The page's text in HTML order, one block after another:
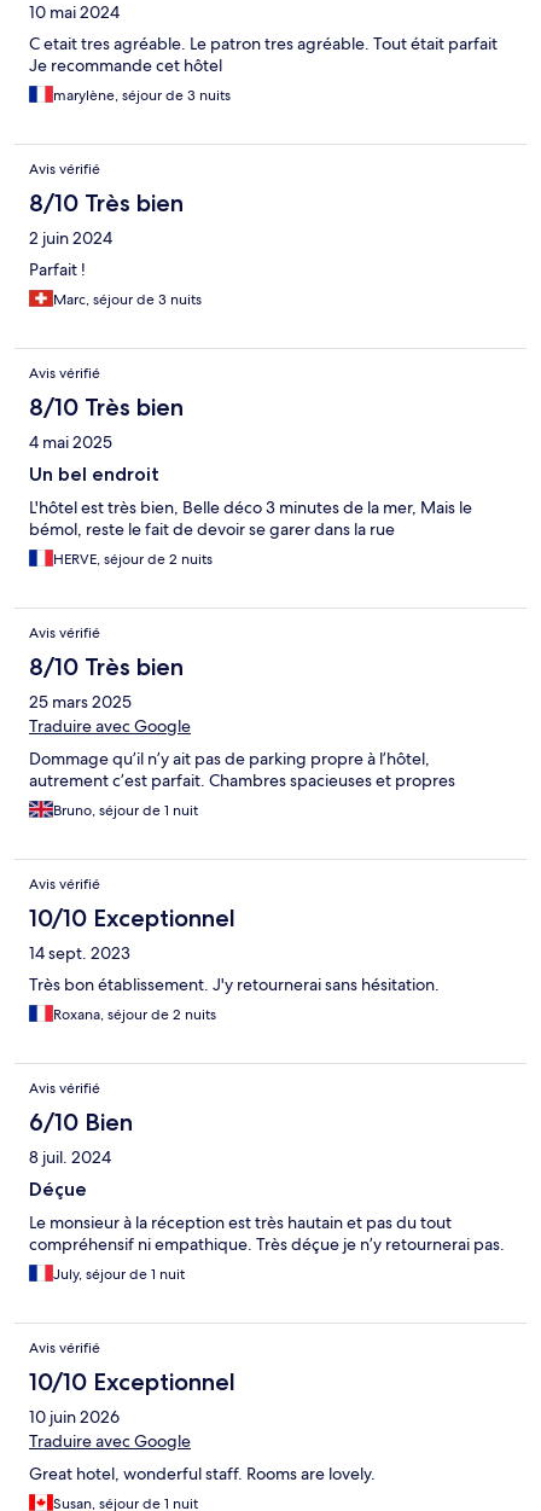
10 mai 2024
C etait tres agréable. Le patron tres agréable. Tout était parfait
Je recommande cet hôtel
marylène, séjour de 3 nuits
Avis vérifié
8/10 Très bien
2 juin 2024
Parfait !
Marc, séjour de 3 nuits
Avis vérifié
8/10 Très bien
4 mai 2025
Un bel endroit
L'hôtel est très bien, Belle déco 3 minutes de la mer, Mais le
bémol, reste le fait de devoir se garer dans la rue
HERVE, séjour de 2 nuits
Avis vérifié
8/10 Très bien
25 mars 2025
Traduire avec Google
Dommage qu’il n’y ait pas de parking propre à l’hôtel,
autrement c’est parfait. Chambres spacieuses et propres
Bruno, séjour de 1 nuit
Avis vérifié
10/10 Exceptionnel
14 sept. 2023
Très bon établissement. J'y retournerai sans hésitation.
Roxana, séjour de 2 nuits
Avis vérifié
6/10 Bien
8 juil. 2024
Déçue
Le monsieur à la réception est très hautain et pas du tout
compréhensif ni empathique. Très déçue je n’y retournerai pas.
July, séjour de 1 nuit
Avis vérifié
10/10 Exceptionnel
10 juin 2026
Traduire avec Google
Great hotel, wonderful staff. Rooms are lovely.
Susan, séjour de 1 nuit